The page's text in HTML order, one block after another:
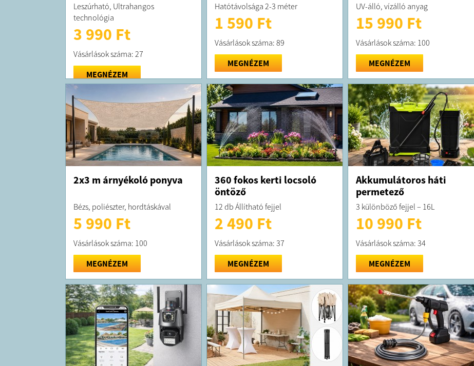
Leszúrható, Ultrahangos
technológia
3 990 Ft
Vásárlások száma: 27
MEGNÉZEM
Hatótávolsága 2-3 méter
1 590 Ft
Vásárlások száma: 89
MEGNÉZEM
UV-álló, vízálló anyag
15 990 Ft
Vásárlások száma: 100
MEGNÉZEM
2x3 m árnyékoló ponyva
Bézs, poliészter, hordtáskával
5 990 Ft
Vásárlások száma: 100
MEGNÉZEM
360 fokos kerti locsoló
öntöző
12 db Állítható fejjel
2 490 Ft
Vásárlások száma: 37
MEGNÉZEM
Akkumulátoros háti
permetező
3 különböző fejjel – 16L
10 990 Ft
Vásárlások száma: 34
MEGNÉZEM